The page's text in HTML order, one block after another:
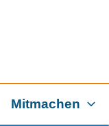
Mitmachen